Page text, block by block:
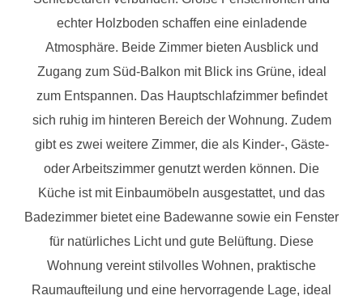
echter Holzboden schaffen eine einladende
Atmosphäre. Beide Zimmer bieten Ausblick und
Zugang zum Süd-Balkon mit Blick ins Grüne, ideal
zum Entspannen. Das Hauptschlafzimmer befindet
sich ruhig im hinteren Bereich der Wohnung. Zudem
gibt es zwei weitere Zimmer, die als Kinder-, Gäste-
oder Arbeitszimmer genutzt werden können. Die
Küche ist mit Einbaumöbeln ausgestattet, und das
Badezimmer bietet eine Badewanne sowie ein Fenster
für natürliches Licht und gute Belüftung. Diese
Wohnung vereint stilvolles Wohnen, praktische
Raumaufteilung und eine hervorragende Lage, ideal